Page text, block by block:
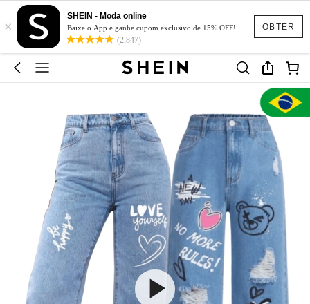
OBTER
×
SHEIN - Moda online
Baixe o App e ganhe cupom exclusivo de 15% OFF!
(2,847)